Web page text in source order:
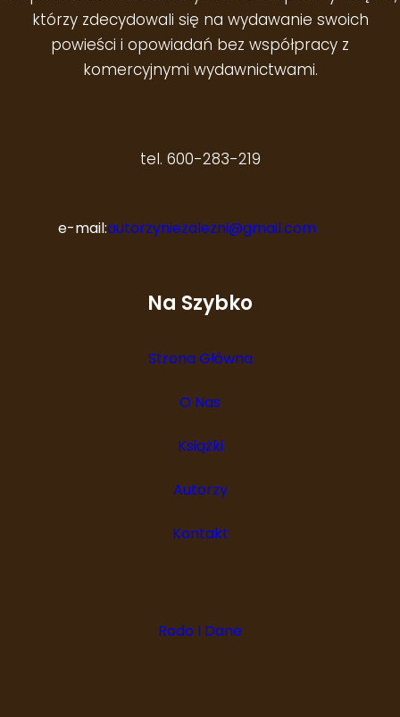
którzy zdecydowali się na wydawanie swoich
powieści i opowiadań bez współpracy z
komercyjnymi wydawnictwami.
tel. 600-283-219
e-mail:autorzyniezalezni@gmail.com
Na Szybko
Strona Główna
O Nas
Książki
Autorzy
Kontakt
Rodo I Dane